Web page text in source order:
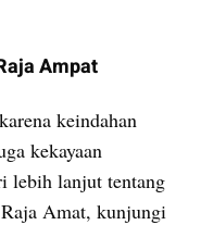
Ampat
keindahan
kekayaan
lebih lanjut tentang
Amat, kunjungi